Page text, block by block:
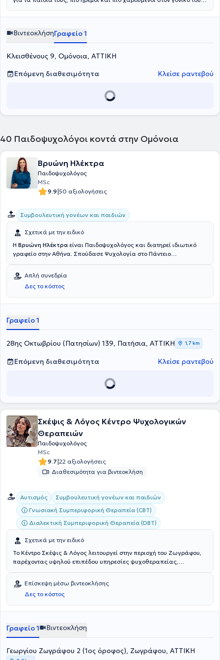
ΒιντεοκλήσηΓραφείο 1
Κλεισθένους 9, Ομόνοια, ΑΤΤΙΚΗ
Επόμενη διαθεσιμότητα
Κλείσε ραντεβού
40 Παιδοψυχολόγοι κοντά στην Ομόνοια
Βρυώνη Ηλέκτρα
Παιδοψυχολόγος
MSc
9.9|50 αξιολογήσεις
Συμβουλευτική γονέων και παιδιών
Σχετικά με την ειδικό
Η Βρυώνη Ηλέκτρα είναι Παιδοψυχολόγος και διατηρεί ιδιωτικό
γραφείο στην Αθήνα. Σπούδασε Ψυχολογία στο Πάντειο
Ψυχολογίας του University of Central Lancashire και ολοκλήρωσε
τις σπουδές με Μετεκπαίδευση στην Αναπτυξιακή Ψυχοπαθολογία
στο Εθνικό και Καποδιστριακό Πανεπιστήμιο Αθηνών. Είναι
Συστημική Ψυχοθεραπεύτρια και αναλαμβάνει ψυχοθεραπευτικές
Ψυχολόγος σε Κέντρα Ειδικών Θεραπειών. Τέλος, έχει ιδιαίτερη
εμπειρία στις αγχώδεις διαταραχές, στις συναισθηματικές
Απλή συνεδρία
Δες το κόστος
Γραφείο 1
28ης Οκτωβρίου (Πατησίων) 139, Πατήσια, ΑΤΤΙΚΗ 1,7 km
Επόμενη διαθεσιμότητα Κλείσε ραντεβού
Σκέψις & Λόγος Κέντρο Ψυχολογικών
Θεραπειών
Παιδοψυχολόγος
MSc
9.7|22 αξιολογήσεις
Διαθεσιμότητα για βιντεοκλήση
Αυτισμός
Συμβουλευτική γονέων και παιδιών
Γνωσιακή Συμπεριφορική Θεραπεία (CBT)
Διαλεκτική Συμπεριφορική Θεραπεία (DBT)
Σχετικά με την ειδικό
Το Κέντρο Σκέψις & Λόγος λειτουργεί στην περιοχή του Ζωγράφου,
παρέχοντας υψηλού επιπέδου υπηρεσίες ψυχοθεραπείας,
Επιστημονικός υπεύθυνος του κέντρου είναι ο Κλινικός Ψυχολόγος -
Εργοθεραπευτής Μικές Μάριος με σπουδές στην Ψυχολογία και
στην Παιδοψυχολογία, στη Γνωσιακή Συμπεριφορική Ψυχοθεραπεία
καθώς και στην Ειδική Αγωγή & Εκπαίδευση. Επιπλέον, διαθέτει
διάφορες δομές για παιδιά και ενήλικες. Το κέντρο επανδρώνεται
με έμπειρο και εξειδικευμένο προσωπικό αποτελούμενο από
Λογοθεραπευτές. Στόχος είναι η πρόληψη, διάγνωση και
Επίσκεψη μέσω βιντεοκλήσης
Δες το κόστος
Γραφείο 1 Βιντεοκλήση
Γεωργίου Ζωγράφου 2 (1ος όροφος), Ζωγράφου, ΑΤΤΙΚΗ